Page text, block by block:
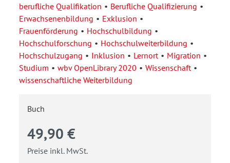
berufliche Qualifikation
Berufliche Qualifizierung
Erwachsenenbildung
Exklusion
Frauenförderung
Hochschulbildung
Hochschulforschung
Hochschulweiterbildung
Hochschulzugang
Inklusion Lernort
Migration
Studium
wbv OpenLibrary 2020
Wissenschaft
wissenschaftliche Weiterbildung
Buch
49,90 €
Preise inkl. MwSt.